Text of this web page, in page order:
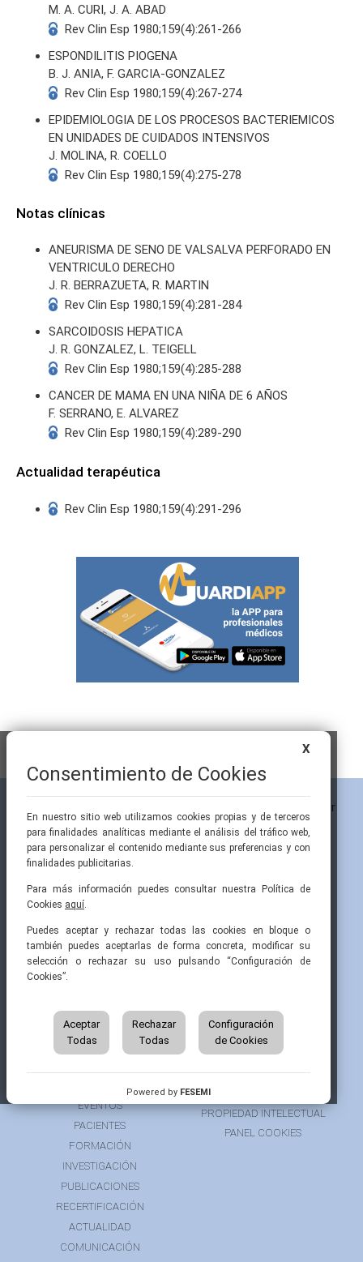
M. A. CURI, J. A. ABAD
Rev Clin Esp 1980;159(4):261-266
ESPONDILITIS PIOGENA
B. J. ANIA, F. GARCIA-GONZALEZ
Rev Clin Esp 1980;159(4):267-274
EPIDEMIOLOGIA DE LOS PROCESOS BACTERIEMICOS
EN UNIDADES DE CUIDADOS INTENSIVOS
J. MOLINA, R. COELLO
Rev Clin Esp 1980;159(4):275-278
Notas clínicas
ANEURISMA DE SENO DE VALSALVA PERFORADO EN
VENTRICULO DERECHO
J. R. BERRAZUETA, R. MARTIN
Rev Clin Esp 1980;159(4):281-284
SARCOIDOSIS HEPATICA
J. R. GONZALEZ, L. TEIGELL
Rev Clin Esp 1980;159(4):285-288
CANCER DE MAMA EN UNA NIÑA DE 6 AÑOS
F. SERRANO, E. ALVAREZ
Rev Clin Esp 1980;159(4):289-290
Actualidad terapéutica
Rev Clin Esp 1980;159(4):291-296
Pintor Ribera, 3
28016 Madrid
91 519 70 80
91 519 70 81
semi@fesemi.org
femi@fesemi.org
ÁREA DE SOCIO
GRUPOS DE TRABAJO
EVENTOS
PACIENTES
FORMACIÓN
INVESTIGACIÓN
PUBLICACIONES
RECERTIFICACIÓN
ACTUALIDAD
COMUNICACIÓN
AVISO LEGAL
AVISO PARA PACIENTES
FINANCIACIÓN
POLÍTICA DE COOKIES
PROPIEDAD INTELECTUAL
PANEL COOKIES
X
Consentimiento de Cookies
En nuestro sitio web utilizamos cookies propias y de terceros
para finalidades analíticas mediante el análisis del tráfico web,
para personalizar el contenido mediante sus preferencias y con
finalidades publicitarias.
Para más información puedes consultar nuestra Política de
Cookies aquí.
Puedes aceptar y rechazar todas las cookies en bloque o
también puedes aceptarlas de forma concreta, modificar su
selección o rechazar su uso pulsando “Configuración de
Cookies”.
Aceptar
Todas
Rechazar
Todas
Configuración
de Cookies
Powered by FESEMI